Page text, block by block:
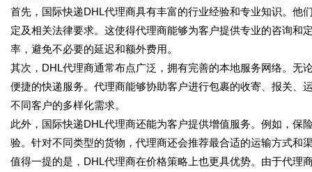
首先，国际快递DHL代理商具有丰富的行业经验和专业知识。他
定及相关法律要求。这使得代理商能够为客户提供专业的咨询
率，避免不必要的延迟和额外费用。
其次，DHL代理商通常布点广泛，拥有完善的本地服务网络。无
便捷的快递服务。代理商能够协助客户进行包裹的收寄、报关、
不同客户的多样化需求。
此外，国际快递DHL代理商还能为客户提供增值服务。例如，
验。针对不同类型的货物，代理商还会推荐最合适的运输方式和
值得一提的是，DHL代理商在价格策略上也更具优势。由于代理